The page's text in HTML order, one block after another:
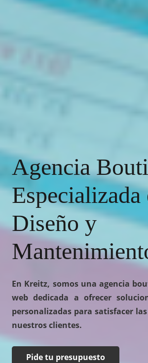
Agencia
Especializada
Diseño y
En Kreitz, somos una agencia
web dedicada a ofrecer
personalizadas para satisfacer
nuestros clientes.
Pide tu presupuesto